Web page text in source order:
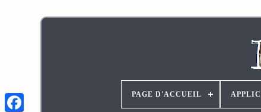
PAGE D'ACCUEIL